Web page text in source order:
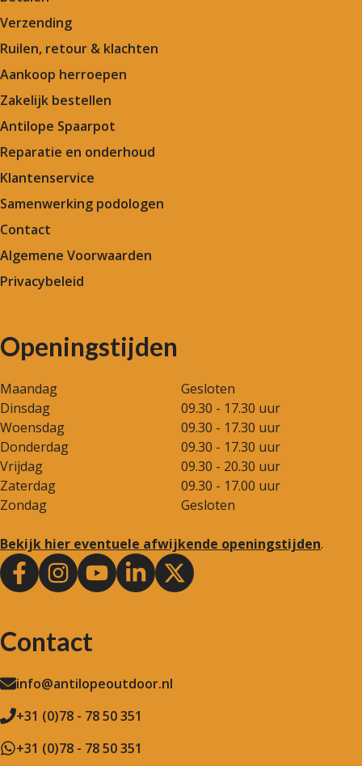
Verzending
Ruilen, retour & klachten
Aankoop herroepen
Zakelijk bestellen
Antilope Spaarpot
Reparatie en onderhoud
Klantenservice
Samenwerking podologen
Contact
Algemene Voorwaarden
Privacybeleid
Openingstijden
Maandag
Gesloten
Dinsdag
09.30 - 17.30 uur
Woensdag
09.30 - 17.30 uur
Donderdag
09.30 - 17.30 uur
Vrijdag
09.30 - 20.30 uur
Zaterdag
09.30 - 17.00 uur
Zondag
Gesloten
Bekijk hier eventuele afwijkende openingstijden.
Contact
info@antilopeoutdoor.nl
+31 (0)78 - 78 50 351
+31 (0)78 - 78 50 351